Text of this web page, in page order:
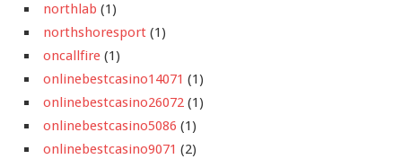
northlab (1)
northshoresport (1)
oncallfire (1)
onlinebestcasino14071 (1)
onlinebestcasino26072 (1)
onlinebestcasino5086 (1)
onlinebestcasino9071 (2)